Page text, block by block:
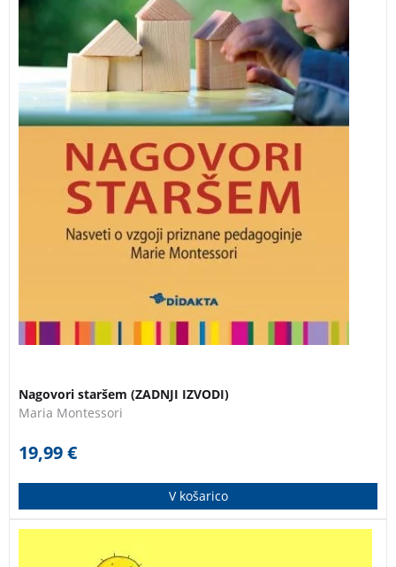
Nagovori staršem (ZADNJI IZVODI)
Maria Montessori
19,99€
V košarico
Komplet vsebuje knjigo ovito v penaste platnice,